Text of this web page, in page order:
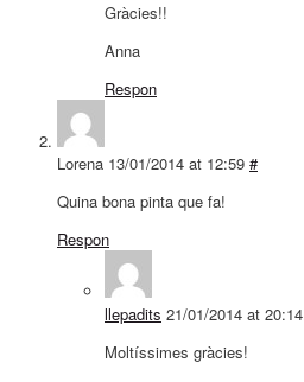
Gràcies!!
Anna
Respon
Lorena 13/01/2014 at 12:59 #
Quina bona pinta que fa!
Respon
llepadits 21/01/2014 at 20:14
Moltíssimes gràcies!